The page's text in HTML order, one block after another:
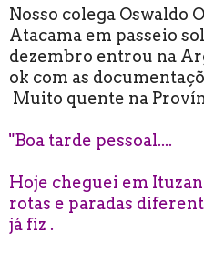
Nosso colega Oswaldo
Atacama em passeio
dezembro entrou na
ok com as
Muito quente na
"Boa tarde pessoal....
Hoje cheguei em
rotas e paradas
já fiz .